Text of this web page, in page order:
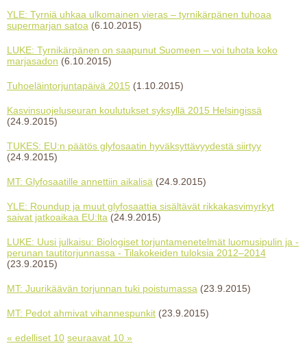
YLE: Tyrniä uhkaa ulkomainen vieras – tyrnikärpänen tuhoaa
supermarjan satoa (6.10.2015)
LUKE: Tyrnikärpänen on saapunut Suomeen – voi tuhota koko
marjasadon (6.10.2015)
Tuhoeläintorjuntapäivä 2015 (1.10.2015)
Kasvinsuojeluseuran koulutukset syksyllä 2015 Helsingissä
(24.9.2015)
TUKES: EU:n päätös glyfosaatin hyväksyttävyydestä siirtyy
(24.9.2015)
MT: Glyfosaatille annettiin aikalisä (24.9.2015)
YLE: Roundup ja muut glyfosaattia sisältävät rikkakasvimyrkyt
saivat jatkoaikaa EU:lta (24.9.2015)
LUKE: Uusi julkaisu: Biologiset torjuntamenetelmät luomusipulin ja -
perunan tautitorjunnassa - Tilakokeiden tuloksia 2012–2014
(23.9.2015)
MT: Juurikäävän torjunnan tuki poistumassa (23.9.2015)
MT: Pedot ahmivat vihannespunkit (23.9.2015)
« edelliset 10 seuraavat 10 »